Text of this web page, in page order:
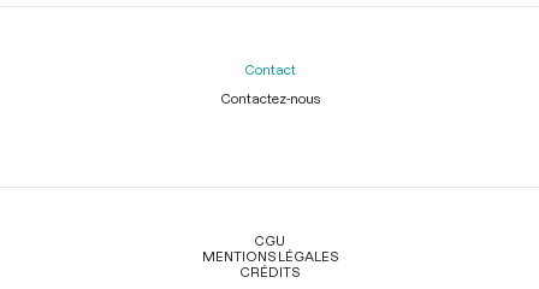
Contact
Contactez-nous
Légal
CGU
MENTIONS LÉGALES
CRÉDITS